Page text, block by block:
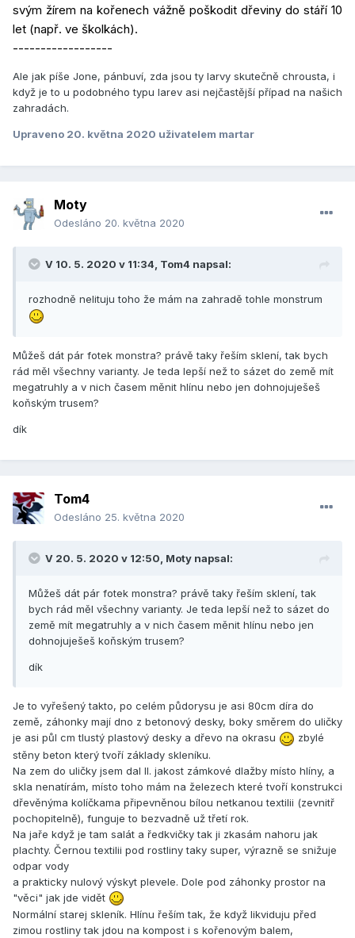
svým žírem na kořenech vážně poškodit dřeviny do stáří 10
let (např. ve školkách).
------------------
Ale jak píše Jone, pánbuví, zda jsou ty larvy skutečně chrousta, i
když je to u podobného typu larev asi nejčastější případ na našich
zahradách.
Upraveno 20. května 2020 uživatelem martar
Moty
Odesláno 20. května 2020
V 10. 5. 2020 v 11:34, Tom4 napsal:
rozhodně nelituju toho že mám na zahradě tohle monstrum
Můžeš dát pár fotek monstra? právě taky řeším sklení, tak bych
rád měl všechny varianty. Je teda lepší než to sázet do země mít
megatruhly a v nich časem měnit hlínu nebo jen dohnojuješeš
koňským trusem?
dík
Tom4
Odesláno 25. května 2020
V 20. 5. 2020 v 12:50, Moty napsal:
Můžeš dát pár fotek monstra? právě taky řeším sklení, tak
bych rád měl všechny varianty. Je teda lepší než to sázet do
země mít megatruhly a v nich časem měnit hlínu nebo jen
dohnojuješeš koňským trusem?
dík
Je to vyřešený takto, po celém půdorysu je asi 80cm díra do
země, záhonky mají dno z betonový desky, boky směrem do uličky
je asi půl cm tlustý plastový desky a dřevo na okrasu
zbylé
stěny beton který tvoří základy skleníku.
Na zem do uličky jsem dal II. jakost zámkové dlažby místo hlíny, a
skla nenatírám, místo toho mám na železech které tvoří konstrukci
dřevěnýma kolíčkama připevněnou bílou netkanou textilii (zevnitř
pochopitelně), funguje to bezvadně už třetí rok.
Na jaře když je tam salát a ředkvičky tak ji zkasám nahoru jak
plachty. Černou textilii pod rostliny taky super, výrazně se snižuje
odpar vody
a prakticky nulový výskyt plevele. Dole pod záhonky prostor na
"věci" jak jde vidět
Normální starej skleník. Hlínu řeším tak, že když likviduju před
zimou rostliny tak jdou na kompost i s kořenovým balem,